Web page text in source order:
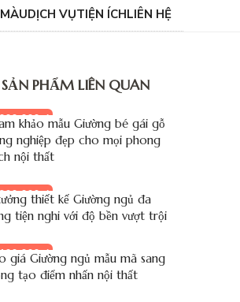
DỊCH VỤTIỆN ÍCHLIÊN HỆ
PHẨM LIÊN QUAN
đ
khảo mẫu Giường bé gái gỗ
nghiệp đẹp cho mọi phong
nội thất
đ
thiết kế Giường ngủ đa
tiện nghi với độ bền vượt trội
đ
giá Giường ngủ mẫu mã sang
tạo điểm nhấn nội thất